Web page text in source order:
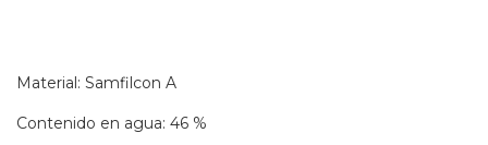
Material: Samfilcon A
Contenido en agua: 46 %